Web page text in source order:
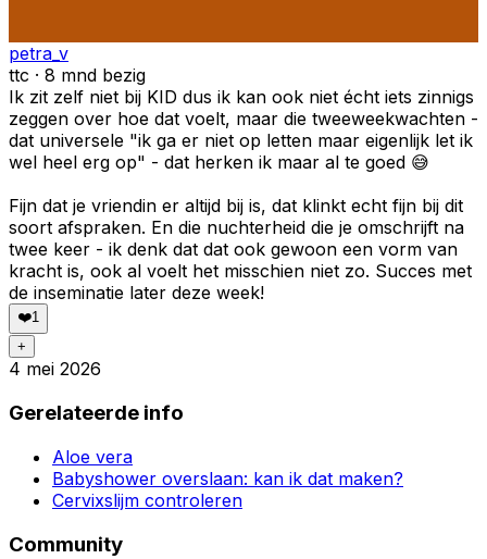
petra_v
ttc · 8 mnd bezig
Ik zit zelf niet bij KID dus ik kan ook niet écht iets zinnigs
zeggen over hoe dat voelt, maar die tweeweekwachten -
dat universele "ik ga er niet op letten maar eigenlijk let ik
wel heel erg op" - dat herken ik maar al te goed 😅
Fijn dat je vriendin er altijd bij is, dat klinkt echt fijn bij dit
soort afspraken. En die nuchterheid die je omschrijft na
twee keer - ik denk dat dat ook gewoon een vorm van
kracht is, ook al voelt het misschien niet zo. Succes met
de inseminatie later deze week!
❤️1
+
4 mei 2026
Gerelateerde info
Aloe vera
Babyshower overslaan: kan ik dat maken?
Cervixslijm controleren
Community